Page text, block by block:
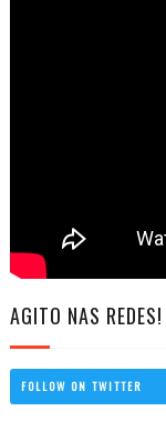
AGITO NAS REDES!
FOLLOW ON TWITTER